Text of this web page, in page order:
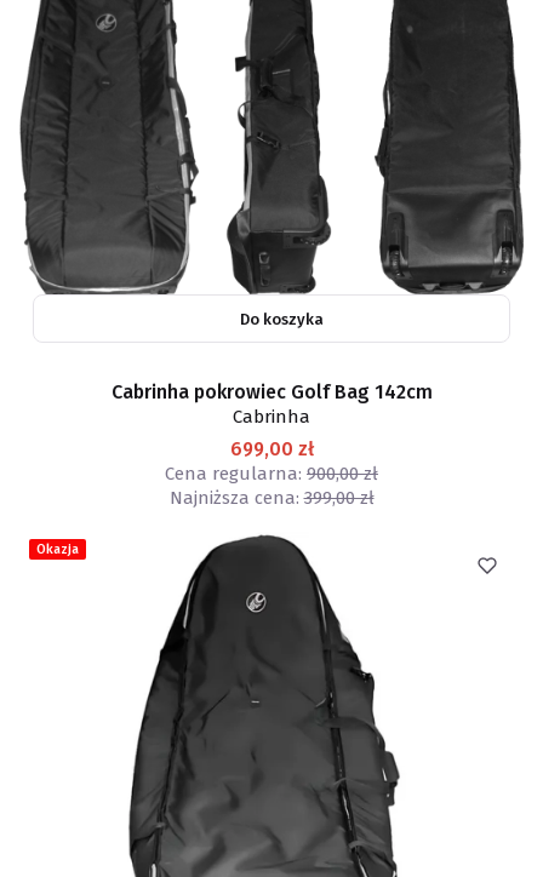
Do koszyka
Cabrinha pokrowiec Golf Bag 142cm
Cabrinha
699,00 zł
Cena regularna: 900,00 zł
Najniższa cena: 399,00 zł
Okazja